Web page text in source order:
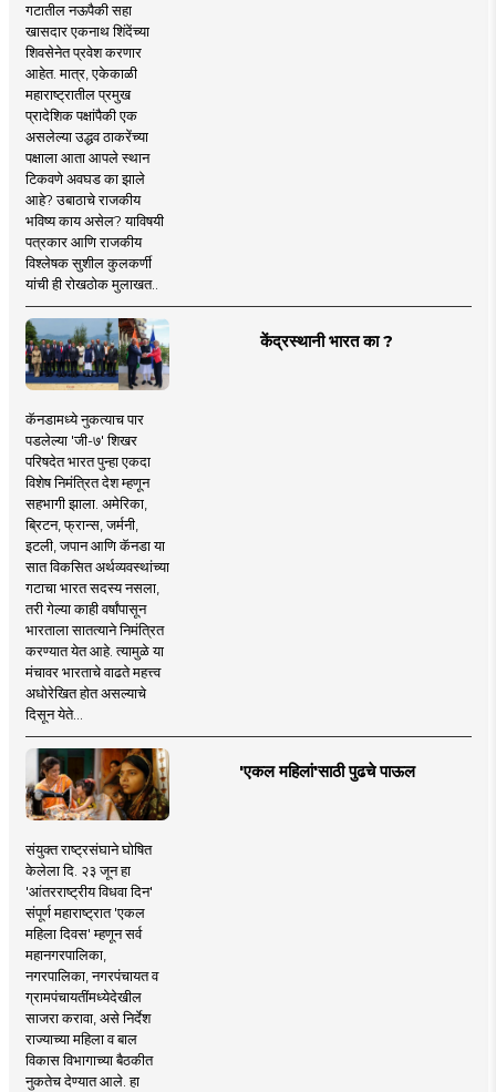
गटातील नऊपैकी सहा
खासदार एकनाथ शिंदेंच्या
शिवसेनेत प्रवेश करणार
आहेत. मात्र, एकेकाळी
महाराष्ट्रातील प्रमुख
प्रादेशिक पक्षांपैकी एक
असलेल्या उद्धव ठाकरेंच्या
पक्षाला आता आपले स्थान
टिकवणे अवघड का झाले
आहे? उबाठाचे राजकीय
भविष्य काय असेल? याविषयी
पत्रकार आणि राजकीय
विश्लेषक सुशील कुलकर्णी
यांची ही रोखठोक मुलाखत..
केंद्रस्थानी भारत का ?
कॅनडामध्ये नुकत्याच पार
पडलेल्या 'जी-७' शिखर
परिषदेत भारत पुन्हा एकदा
विशेष निमंत्रित देश म्हणून
सहभागी झाला. अमेरिका,
ब्रिटन, फ्रान्स, जर्मनी,
इटली, जपान आणि कॅनडा या
सात विकसित अर्थव्यवस्थांच्या
गटाचा भारत सदस्य नसला,
तरी गेल्या काही वर्षांपासून
भारताला सातत्याने निमंत्रित
करण्यात येत आहे. त्यामुळे या
मंचावर भारताचे वाढते महत्त्व
अधोरेखित होत असल्याचे
दिसून येते...
'एकल महिलां'साठी पुढचे पाऊल
संयुक्त राष्ट्रसंघाने घोषित
केलेला दि. २३ जून हा
'आंतरराष्ट्रीय विधवा दिन'
संपूर्ण महाराष्ट्रात 'एकल
महिला दिवस' म्हणून सर्व
महानगरपालिका,
नगरपालिका, नगरपंचायत व
ग्रामपंचायतींमध्येदेखील
साजरा करावा, असे निर्देश
राज्याच्या महिला व बाल
विकास विभागाच्या बैठकीत
नुकतेच देण्यात आले. हा